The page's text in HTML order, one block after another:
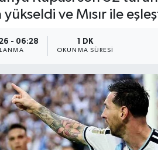
ve Mısır ile
- 06:28 1 DK
OKUNMA SÜRESI